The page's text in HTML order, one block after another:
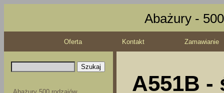
Abażury -
Oferta Kontakt Zamawianie
A551B -